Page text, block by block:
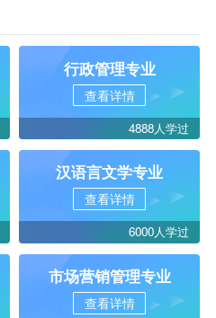
行政管理专业
查看详情
4888人学过
汉语言文学专业
查看详情
6000人学过
市场营销管理专业
查看详情